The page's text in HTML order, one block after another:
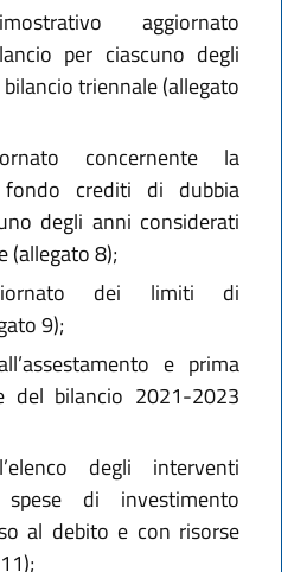
aggiornato
per ciascuno degli
triennale (allegato
concernente la
fondo crediti di dubbia
degli anni considerati
(allegato 8);
dei limiti di
9);
e prima
del bilancio 2021-2023
degli interventi
di investimento
al debito e con risorse